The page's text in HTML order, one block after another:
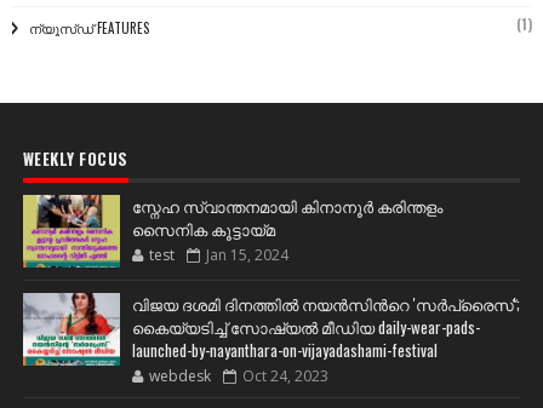
ന്യൂസ്ഡ് FEATURES (1)
WEEKLY FOCUS
സ്നേഹ സ്വാന്തനമായി കിനാനൂർ കരിന്തളം
സൈനിക കൂട്ടായ്മ
test Jan 15, 2024
വിജയ ദശമി ദിനത്തില്‍ നയന്‍സിന്‍റെ 'സര്‍പ്രൈസ്';
കൈയ്യടിച്ച് സോഷ്യല്‍ മീഡിയ daily-wear-pads-
launched-by-nayanthara-on-vijayadashami-festival
webdesk Oct 24, 2023